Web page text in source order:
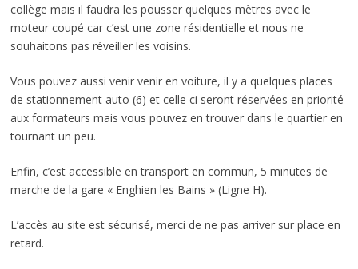
collège mais il faudra les pousser quelques mètres avec le
moteur coupé car c’est une zone résidentielle et nous ne
souhaitons pas réveiller les voisins.
Vous pouvez aussi venir venir en voiture, il y a quelques places
de stationnement auto (6) et celle ci seront réservées en priorité
aux formateurs mais vous pouvez en trouver dans le quartier en
tournant un peu.
Enfin, c’est accessible en transport en commun, 5 minutes de
marche de la gare « Enghien les Bains » (Ligne H).
L’accès au site est sécurisé, merci de ne pas arriver sur place en
retard.